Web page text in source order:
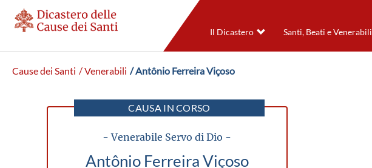
Il Dicastero Santi, Beati e Venerabili
Cause dei Santi / Venerabili / Antônio Ferreira Viçoso
CAUSA IN CORSO
- Venerabile Servo di Dio -
Antônio Ferreira Viçoso